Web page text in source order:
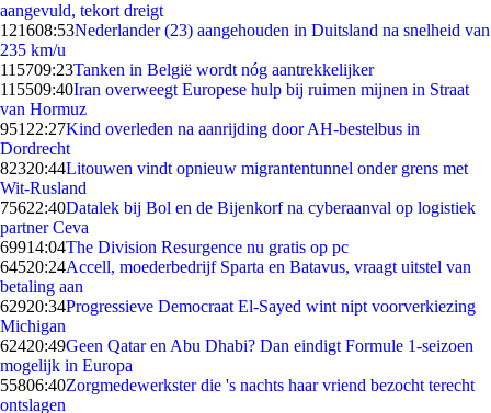
aangevuld, tekort dreigt
121608:53Nederlander (23) aangehouden in Duitsland na snelheid van
235 km/u
115709:23Tanken in België wordt nóg aantrekkelijker
115509:40Iran overweegt Europese hulp bij ruimen mijnen in Straat
van Hormuz
951 22:27Kind overleden na aanrijding door AH-bestelbus in
Dordrecht
82320:44Litouwen vindt opnieuw migrantentunnel onder grens met
Wit-Rusland
75622:40Datalek bij Bol en de Bijenkorf na cyberaanval op logistiek
partner Ceva
69914:04The Division Resurgence nu gratis op pc
64520:24Accell, moederbedrijf Sparta en Batavus, vraagt uitstel van
betaling aan
62920:34Progressieve Democraat El-Sayed wint nipt voorverkiezing
Michigan
62420:49Geen Qatar en Abu Dhabi? Dan eindigt Formule 1-seizoen
mogelijk in Europa
55806:40Zorgmedewerkster die 's nachts haar vriend bezocht terecht
ontslagen